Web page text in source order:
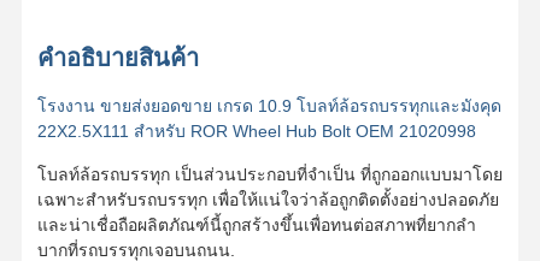
คําอธิบายสินค้า
โรงงาน ขายส่งยอดขาย เกรด 10.9 โบลท์ล้อรถบรรทุกและมังคุด
22X2.5X111 สําหรับ ROR Wheel Hub Bolt OEM 21020998
โบลท์ล้อรถบรรทุก เป็นส่วนประกอบที่จําเป็น ที่ถูกออกแบบมาโดย
เฉพาะสําหรับรถบรรทุก เพื่อให้แน่ใจว่าล้อถูกติดตั้งอย่างปลอดภัย
และน่าเชื่อถือผลิตภัณฑ์นี้ถูกสร้างขึ้นเพื่อทนต่อสภาพที่ยากลํา
บากที่รถบรรทุกเจอบนถนน.